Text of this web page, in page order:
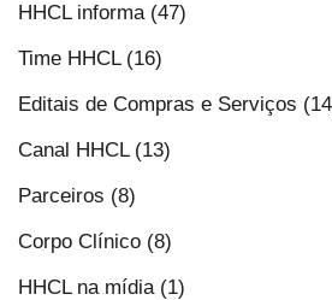
HHCL informa (47)
Time HHCL (16)
Editais de Compras e Serviços
Canal HHCL (13)
Parceiros (8)
Corpo Clínico (8)
HHCL na mídia (1)